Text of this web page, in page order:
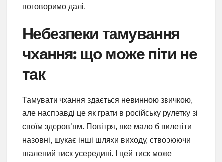
поговоримо далі.
Небезпеки тамування
чхання: що може піти не
так
Тамувати чхання здається невинною звичкою,
але насправді це як грати в російську рулетку зі
своїм здоров’ям. Повітря, яке мало б вилетіти
назовні, шукає інші шляхи виходу, створюючи
шалений тиск усередині. І цей тиск може